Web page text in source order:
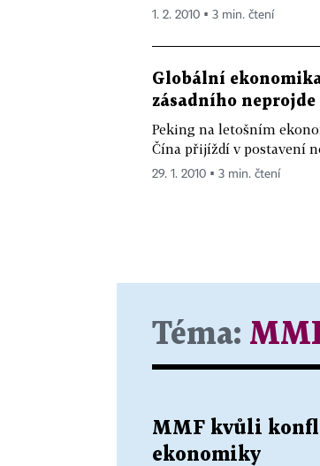
1. 2. 2010 ▪ 3 min. čtení
Globální
zásadního neprojde
Peking na letošním
Čína přijíždí v postavení
29. 1. 2010 ▪ 3 min. čtení
Téma:
MMF kvůli
ekonomiky